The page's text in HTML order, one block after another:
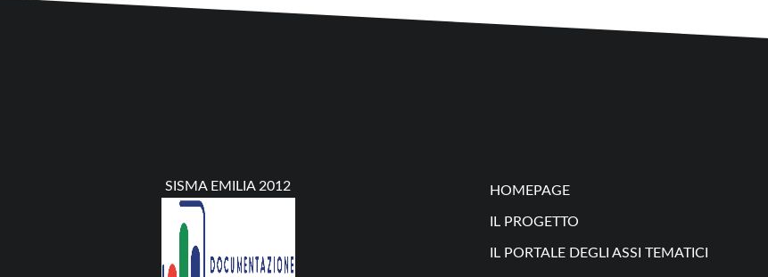
SISMA EMILIA 2012 HOMEPAGE
IL PROGETTO
IL PORTALE DEGLI ASSI TEMATICI